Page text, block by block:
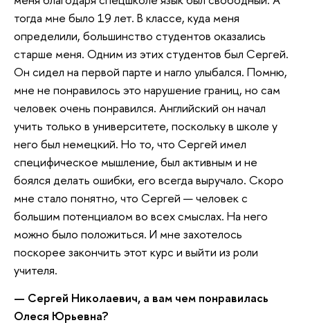
тогда мне было 19 лет. В классе, куда меня
определили, большинство студентов оказались
старше меня. Одним из этих студентов был Сергей.
Он сидел на первой парте и нагло улыбался. Помню,
мне не понравилось это нарушение границ, но сам
человек очень понравился. Английский он начал
учить только в университете, поскольку в школе у
него был немецкий. Но то, что Сергей имел
специфическое мышление, был активным и не
боялся делать ошибки, его всегда выручало. Скоро
мне стало понятно, что Сергей — человек с
большим потенциалом во всех смыслах. На него
можно было положиться. И мне захотелось
поскорее закончить этот курс и выйти из роли
учителя.
— Сергей Николаевич, а вам чем понравилась
Олеся Юрьевна?